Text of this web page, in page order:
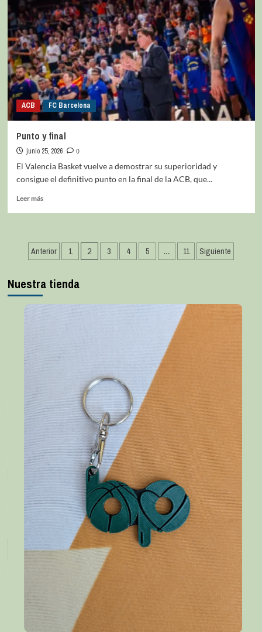
ACB FC Barcelona
Punto y final
junio 25, 2026
0
El Valencia Basket vuelve a demostrar su superioridad y
consigue el definitivo punto en la final de la ACB, que...
Leer más
Anterior 1 2 3 4 5 … 11 Siguiente
Nuestra tienda